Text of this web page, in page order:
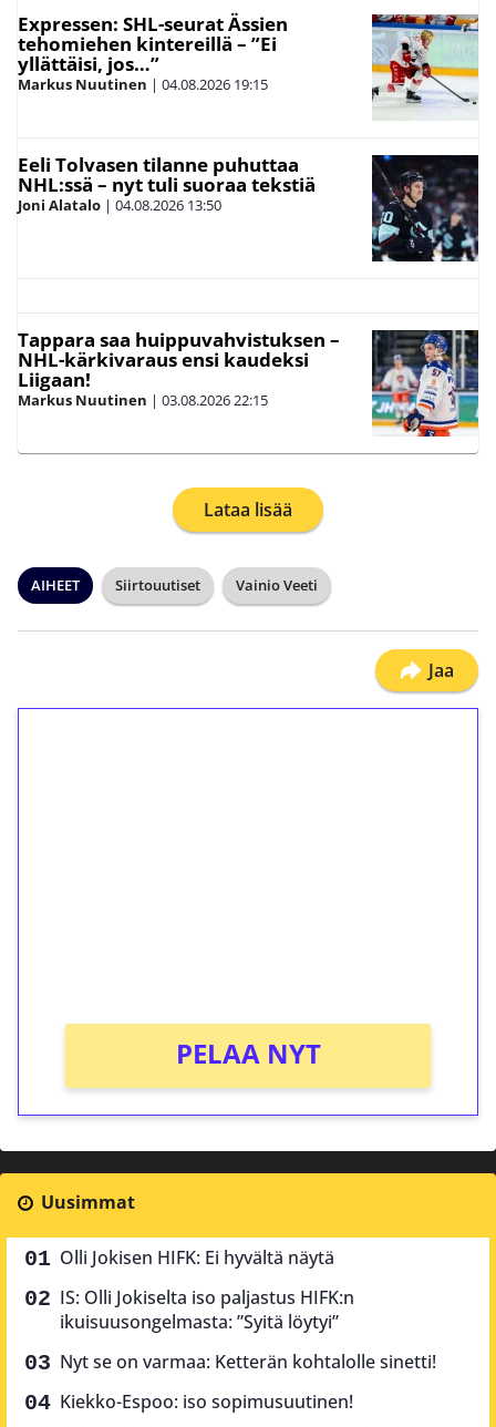
Expressen: SHL-seurat Ässien
tehomiehen kintereillä – ”Ei
yllättäisi, jos…”
Markus Nuutinen | 04.08.2026 19:15
Eeli Tolvasen tilanne puhuttaa
NHL:ssä – nyt tuli suoraa tekstiä
Joni Alatalo | 04.08.2026 13:50
Tappara saa huippuvahvistuksen –
NHL-kärkivaraus ensi kaudeksi
Liigaan!
Markus Nuutinen | 03.08.202622:15
Lataa lisää
AIHEET Siirtouutiset Vainio Veeti
Jaa
PELAA NYT
Uusimmat
Olli Jokisen HIFK: Ei hyvältä näytä
IS: Olli Jokiselta iso paljastus HIFK:n
ikuisuusongelmasta: ”Syitä löytyi”
Nyt se on varmaa: Ketterän kohtalolle sinetti!
Kiekko-Espoo: iso sopimusuutinen!